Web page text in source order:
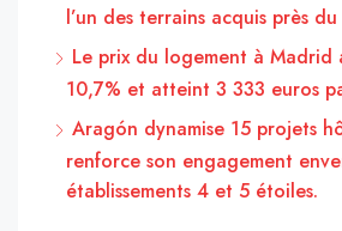
l’un des terrains acquis près
Le prix du logement à Madrid
10,7% et atteint 3 333 euros
Aragón dynamise 15 projets
renforce son engagement
établissements 4 et 5 étoiles.